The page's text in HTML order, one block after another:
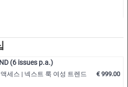
션의 전반적인 패션 에센스 제공
집을 위한 포괄적인 아이디어 풀
(6 issues p.a.)
세스 | 넥스트 룩 여성 트렌드 € 999.00